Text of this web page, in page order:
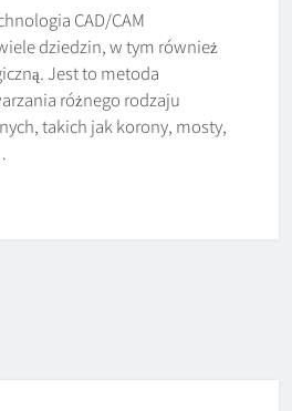
CAD/CAM
dziedzin, w tym również
Jest to metoda
różnego rodzaju
takich jak korony, mosty,